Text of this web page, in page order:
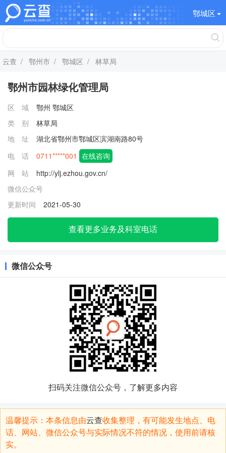
鄂城区
云查 / 鄂州市 / 鄂城区 / 林草局
鄂州市园林绿化管理局
区 域 鄂州 鄂城区
类 别
林草局
地 址
湖北省鄂州市鄂城区滨湖南路80号
电 话
0711*****001 在线咨询
网 站
http://ylj.ezhou.gov.cn/
微信公众号
更新时间
2021-05-30
查看更多业务及科室电话
微信公众号
扫码关注微信公众号，了解更多内容
温馨提示：本条信息由云查收集整理，有可能发生地点、电
话、网站、微信公众号与实际情况不符的情况，使用前请核
实。